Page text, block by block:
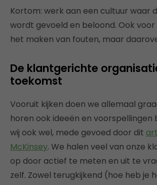
Kortom: werk aan een cultuur waar
wordt gevoeld en beloond. Ook
het maken van fouten, maar
De klantgerichte
toekomst
Vooruit kijken doen we allemaal
horen ook ideeën en voorspellingen
wij ook wel, mede gevoed door dit
McKinsey. We halen veel van onze
op door actief te meten en uit te
zelf. Zowel terugkijkend (hoe heb je